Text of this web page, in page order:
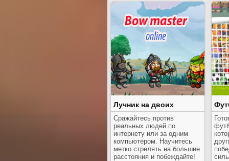
Лучник на двоих
Сражайтесь против
реальных людей по
интернету или за одним
компьютером. Научитесь
метко стрелять на большие
расстояния и побеждайте!